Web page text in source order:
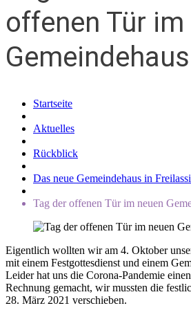
offenen Tür im
Gemeindehaus
Startseite
Aktuelles
Rückblick
Das neue Gemeindehaus in
Tag der offenen Tür im neuen
Eigentlich wollten wir am 4. Oktober
mit einem Festgottesdienst und einem
Leider hat uns die Corona-Pandemie
Rechnung gemacht, wir mussten die
28. März 2021 verschieben.